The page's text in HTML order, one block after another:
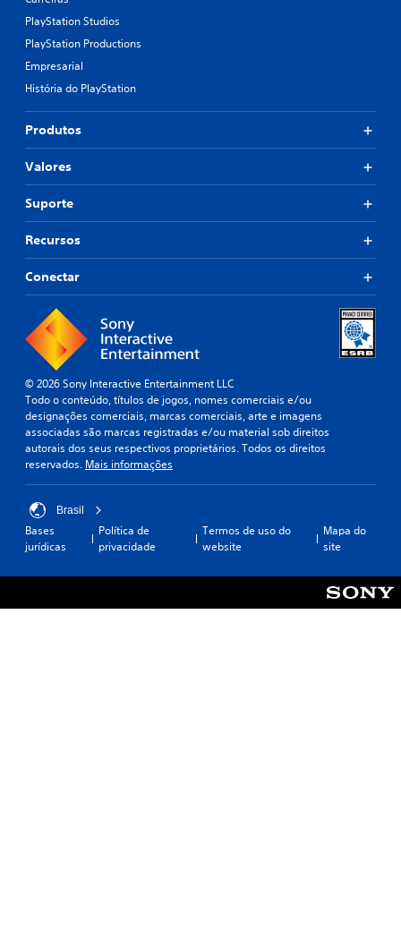
PlayStation Studios
PlayStation Productions
Empresarial
História do PlayStation
Produtos
Valores
Suporte
Recursos
Conectar
© 2026 Sony Interactive Entertainment LLC
Todo o conteúdo, títulos de jogos, nomes comerciais e/ou
designações comerciais, marcas comerciais, arte e imagens
associadas são marcas registradas e/ou material sob direitos
autorais dos seus respectivos proprietários. Todos os direitos
reservados. Mais informações
Brasil
Bases
jurídicas
Política de
privacidade
Termos de uso do
website
Mapa do
site